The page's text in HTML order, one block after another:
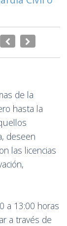
de la
hasta la
deseen
las licencias
a 13:00 horas
a través de